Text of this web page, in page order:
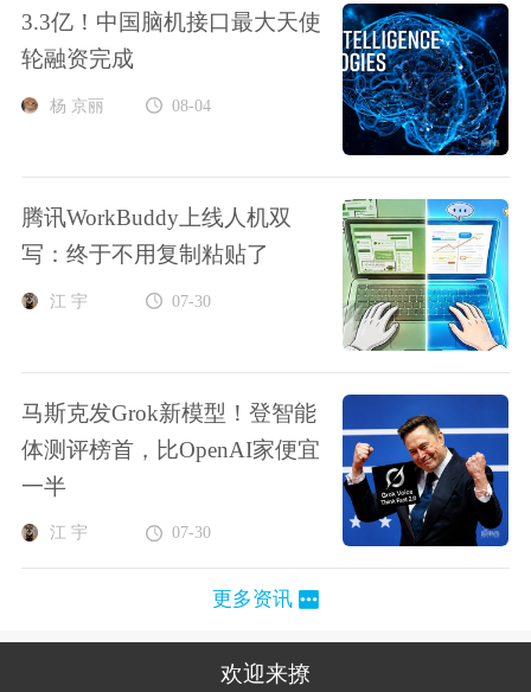
3.3亿！中国脑机接口最大天使
轮融资完成
杨 京丽 08-04
腾讯WorkBuddy上线人机双
写：终于不用复制粘贴了
江 宇 07-30
马斯克发Grok新模型！登智能
体测评榜首，比OpenAI家便宜
一半
江 宇 07-30
更多资讯
欢迎来撩